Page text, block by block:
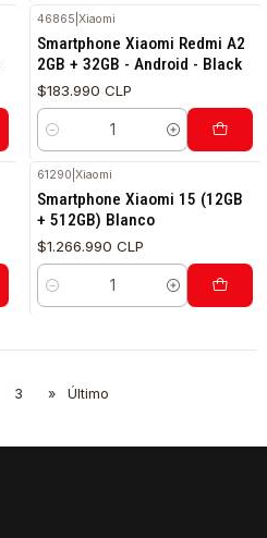
46865 |Xiaomi
Smartphone Xiaomi Redmi A2
2GB + 32GB - Android - Black
$183.990 CLP
Cantidad
61290 |Xiaomi
Smartphone Xiaomi 15 (12GB
+ 512GB) Blanco
$1.266.990 CLP
Cantidad
3 » Último